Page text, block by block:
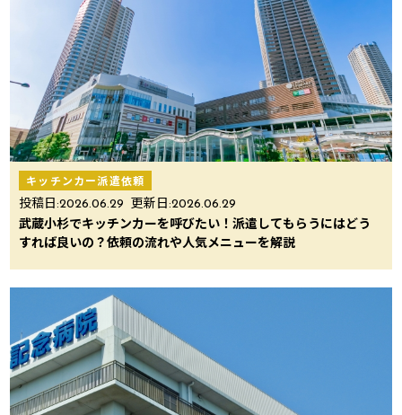
キッチンカー派遣依頼
投稿日:2026.06.29 更新日:2026.06.29
武蔵小杉でキッチンカーを呼びたい！派遣してもらうにはどう
すれば良いの？依頼の流れや人気メニューを解説